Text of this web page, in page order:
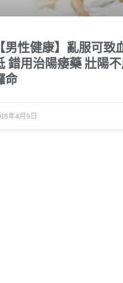
【男性健康】亂服可致
錯用治陽痿藥 壯陽
命
年4月9日